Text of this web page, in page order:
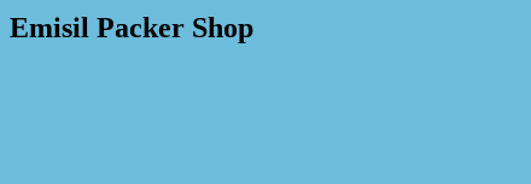
Emisil Packer Shop